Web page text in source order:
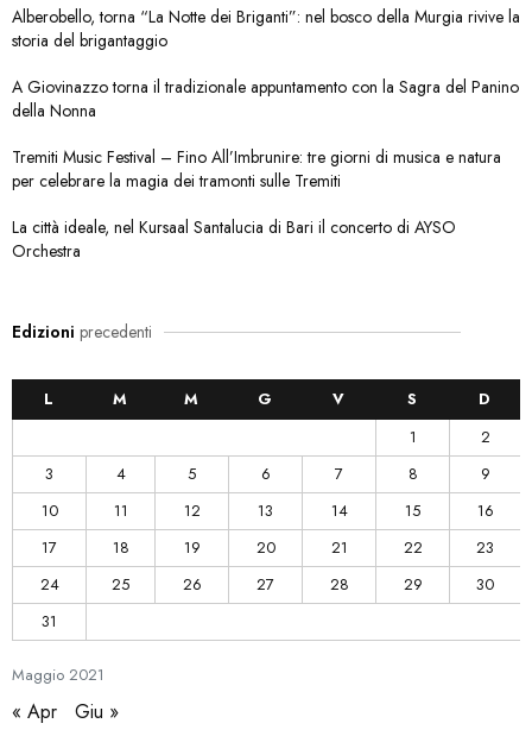
Alberobello, torna “La Notte dei Briganti”: nel bosco della Murgia rivive la
storia del brigantaggio
A Giovinazzo torna il tradizionale appuntamento con la Sagra del Panino
della Nonna
Tremiti Music Festival – Fino All’Imbrunire: tre giorni di musica e natura
per celebrare la magia dei tramonti sulle Tremiti
La città ideale, nel Kursaal Santalucia di Bari il concerto di AYSO
Orchestra
Edizioni precedenti
Maggio 2021
L M M G V S
D
1
2
3
4 5 6 7 8
9
10
11 12 13 14 15
16
17
18 19 20 21 22
23
24
25 26 27 28 29
30
31
« Apr Giu »